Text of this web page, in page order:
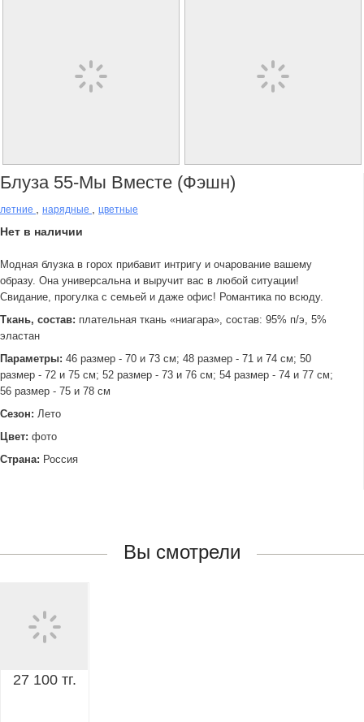
Блуза 55-Мы Вместе (фэшн)
летние нарядные цветные
Нет в наличии
Модная блузка в горох прибавит интригу и очарование вашему
образу. Она универсальна и выручит вас в любой ситуации!
Свидание, прогулка с семьей и даже офис! Романтика по всюду.
Ткань, состав: плательная ткань «ниагара», состав: 95% п/э, 5%
эластан
Параметры: 46 размер - 70 и 73 см; 48 размер - 71 и 74 см; 50
размер - 72 и 75 см; 52 размер - 73 и 76 см; 54 размер - 74 и 77 см;
56 размер - 75 и 78 см
Сезон: Лето
Цвет: фото
Страна: Россия
Вы смотрели
27 100 тг.